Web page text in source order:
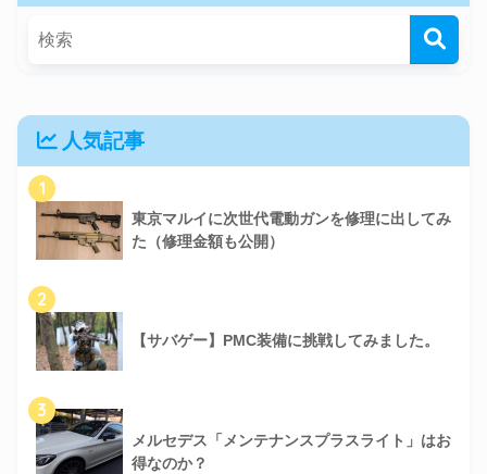
人気記事
1
東京マルイに次世代電動ガンを修理に出してみ
た（修理金額も公開）
2
【サバゲー】PMC装備に挑戦してみました。
3
メルセデス「メンテナンスプラスライト」はお
得なのか？